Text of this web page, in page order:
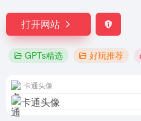
打开网站
GPTs精选 好玩推荐
卡通头像